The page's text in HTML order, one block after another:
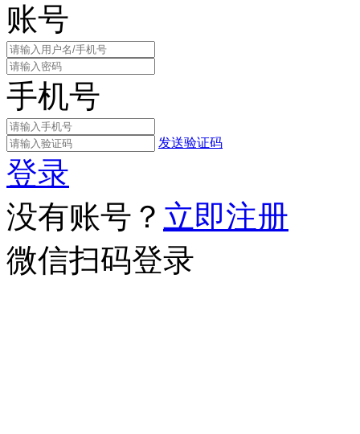
账号
手机号
发送验证码
登录
没有账号？ 立即注册
微信扫码登录